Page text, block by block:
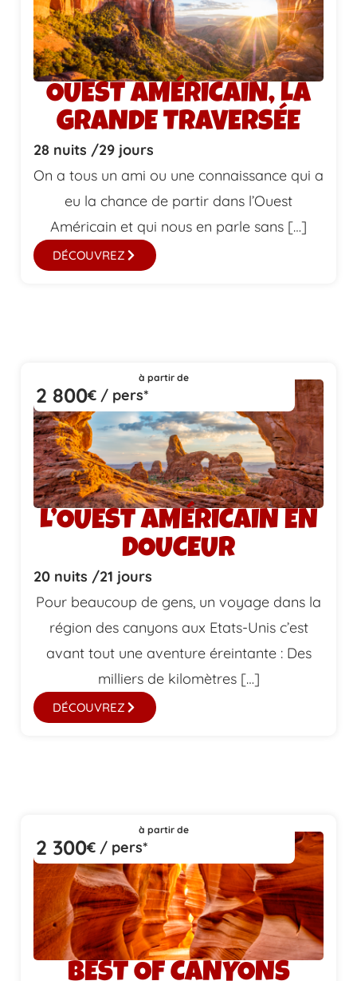
OUEST AMÉRICAIN, LA
GRANDE TRAVERSÉE
28 nuits /29 jours
On a tous un ami ou une connaissance qui a
eu la chance de partir dans l’Ouest
Américain et qui nous en parle sans […]
DÉCOUVREZ
à partir de
2 800€ / pers*
L’OUEST AMÉRICAIN EN
DOUCEUR
20 nuits /21 jours
Pour beaucoup de gens, un voyage dans la
région des canyons aux Etats-Unis c’est
avant tout une aventure éreintante : Des
milliers de kilomètres […]
DÉCOUVREZ
à partir de
2 300€ / pers*
BEST OF CANYONS